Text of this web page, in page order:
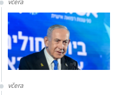
včera
včera